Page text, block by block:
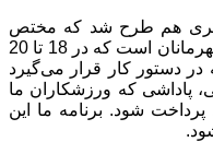
هم طرح شد که مختص
این رشته ورزشی نیست. مثلاً پاداش قهرمانان است که در 18 تا 20
در دستور کار قرار می‌گیرد
پاداشی که ورزشکاران ما
شود. برنامه ما این